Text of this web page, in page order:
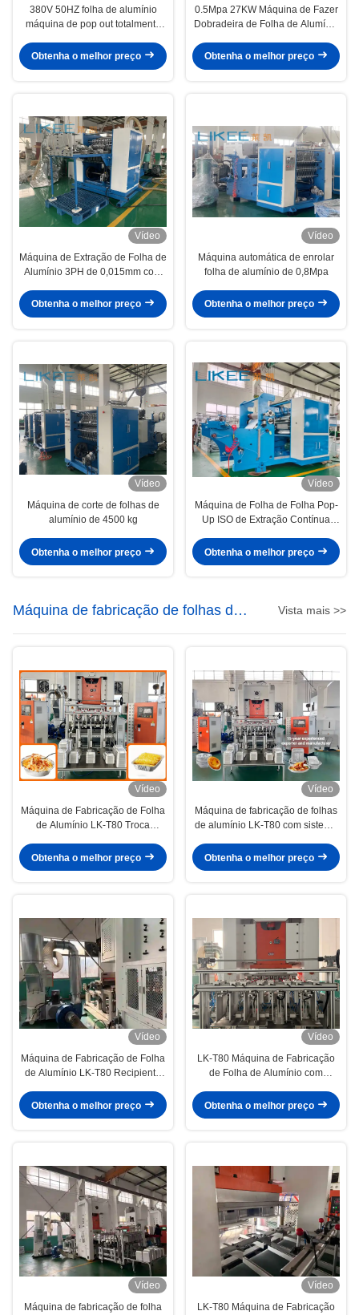
380V 50HZ folha de alumínio
máquina de pop out totalmente
Obtenha o melhor preço
0.5Mpa 27KW Máquina de Fazer
Dobradeira de Folha de Alumínio
Obtenha o melhor preço
Vídeo
Máquina de Extração de Folha de
Alumínio 3PH de 0,015mm com
Obtenha o melhor preço
Vídeo
Máquina automática de enrolar
folha de alumínio de 0,8Mpa
Obtenha o melhor preço
Vídeo
Máquina de corte de folhas de
alumínio de 4500 kg
Obtenha o melhor preço
Vídeo
Máquina de Folha de Folha Pop-
Up ISO de Extração Contínua
Obtenha o melhor preço
Máquina de fabricação de folhas de
alumínio
Vista mais >>
Vídeo
Máquina de Fabricação de Folha
de Alumínio LK-T80 Troca
Recipiente em 15 Minutos
Obtenha o melhor preço
Vídeo
Máquina de fabricação de folhas
de alumínio LK-T80 com sistema
capacidade de prensagem de 80
toneladas e vida útil de 10 anos
Obtenha o melhor preço
Vídeo
Máquina de Fabricação de Folha
de Alumínio LK-T80 Recipiente
Mitsubishi Multilíngue
Obtenha o melhor preço
Vídeo
LK-T80 Máquina de Fabricação
de Folha de Alumínio com
Capacidade de Prensa de 80
toneladas para operação de 24
Obtenha o melhor preço
Vídeo
Máquina de fabricação de folha
Vídeo
LK-T80 Máquina de Fabricação